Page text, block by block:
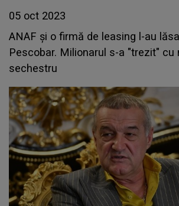
05 oct 2023
ANAF şi o firmă de leasing l-au
Pescobar. Milionarul s-a "trezit" cu
sechestru